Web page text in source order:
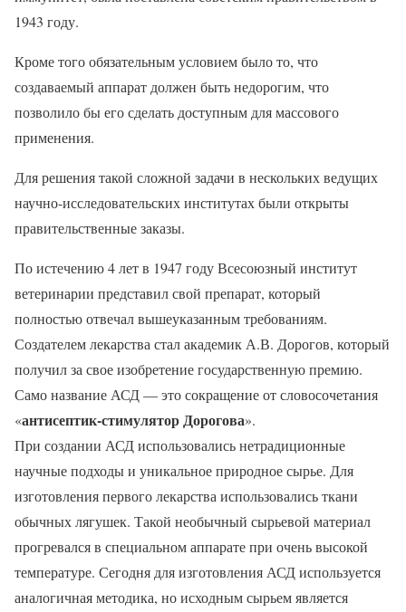
1943 году.
Кроме того обязательным условием было то, что
создаваемый аппарат должен быть недорогим, что
позволило бы его сделать доступным для массового
применения.
Для решения такой сложной задачи в нескольких ведущих
научно-исследовательских институтах были открыты
правительственные заказы.
По истечению 4 лет в 1947 году Всесоюзный институт
ветеринарии представил свой препарат, который
полностью отвечал вышеуказанным требованиям.
Создателем лекарства стал академик А.В. Дорогов, который
получил за свое изобретение государственную премию.
Само название АСД — это сокращение от словосочетания
«антисептик-стимулятор Дорогова».
При создании АСД использовались нетрадиционные
научные подходы и уникальное природное сырье. Для
изготовления первого лекарства использовались ткани
обычных лягушек. Такой необычный сырьевой материал
прогревался в специальном аппарате при очень высокой
температуре. Сегодня для изготовления АСД используется
аналогичная методика, но исходным сырьем является